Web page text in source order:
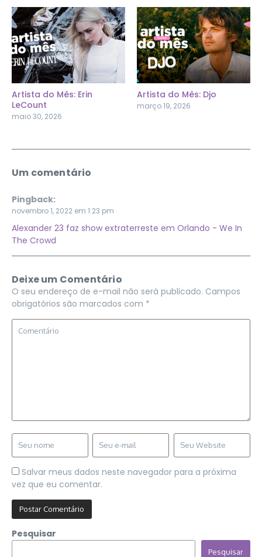
Artista do Mês: Erin
LeCount
maio 30, 2026
Artista do Mês: Djo
março 19, 2026
Um comentário
Pingback:
novembro 1, 2022 em 1:23 pm
Alexander 23 faz show extraterreste em Orlando - We In
The Crowd
Deixe um Comentário
O seu endereço de e-mail não será publicado. Campos
obrigatórios são marcados com *
Salvar meus dados neste navegador para a próxima
vez que eu comentar.
Pesquisar
Pesquisar